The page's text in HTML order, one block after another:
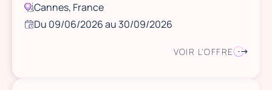
Cannes, France
Du 09/06/2026 au 30/09/2026
VOIR L'OFFRE